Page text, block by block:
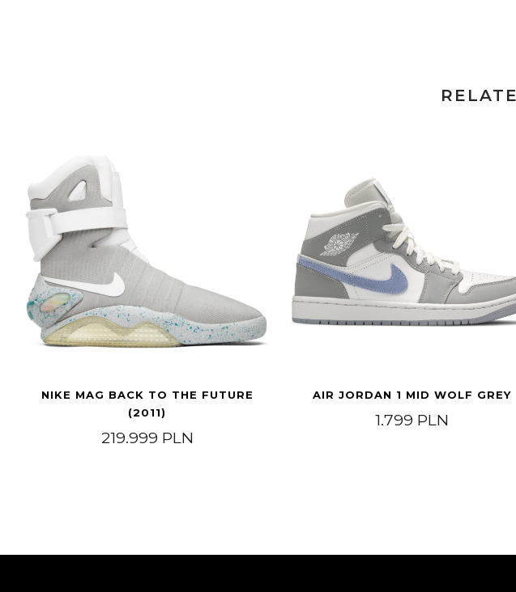
NIKE MAG BACK TO THE FUTURE
(2011)
219.999 PLN
AIR JORDAN 1 MID WOLF GREY
1.799 PLN